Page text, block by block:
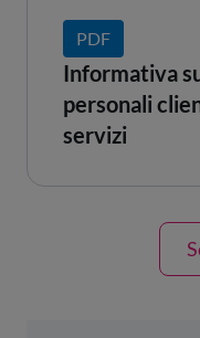
PDF
Informativa
personali
servizi